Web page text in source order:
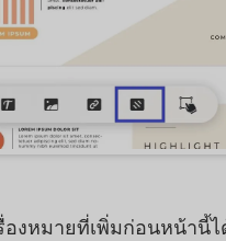
องหมายที่เพิ่มก่อนหน้านี้